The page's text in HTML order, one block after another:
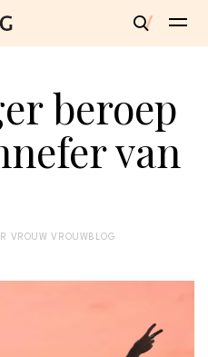
beroep
van
VROUW VROUWBLOG